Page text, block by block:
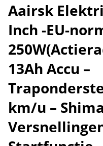
Aairsk
Inch -EU-
13Ah Accu –
km/u –